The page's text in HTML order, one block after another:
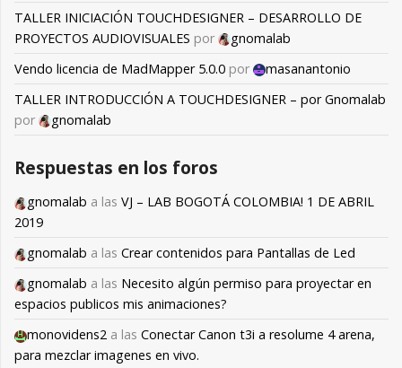
TALLER INICIACIÓN TOUCHDESIGNER – DESARROLLO DE
PROYECTOS AUDIOVISUALES por
gnomalab
Vendo licencia de MadMapper 5.0.0 por
masanantonio
TALLER INTRODUCCIÓN A TOUCHDESIGNER – por Gnomalab
por
gnomalab
Respuestas en los foros
gnomalab a las VJ – LAB BOGOTÁ COLOMBIA! 1 DE ABRIL
2019
gnomalab a las Crear contenidos para Pantallas de Led
gnomalab a las Necesito algún permiso para proyectar en
espacios publicos mis animaciones?
monovidens2 a las Conectar Canon t3i a resolume 4 arena,
para mezclar imagenes en vivo.